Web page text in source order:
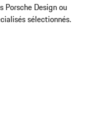
Porsche Design ou
sélectionnés.